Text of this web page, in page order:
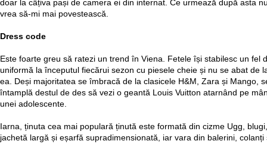
doar la câțiva pași de camera ei din internat. Ce urmează după asta
vrea să-mi mai povestească.
Dress code
Este foarte greu să ratezi un trend în Viena. Fetele își stabilesc un fel
uniformă la începutul fiecărui sezon cu piesele cheie și nu se abat de
ea. Deși majoritatea se îmbracă de la clasicele H&M, Zara și Mango,
întamplă destul de des să vezi o geantă Louis Vuitton atarnând pe
unei adolescente.
Iarna, ținuta cea mai populară ținută este formată din cizme Ugg, blugi,
jachetă largă și eșarfă supradimensionată, iar vara din balerini, colanți